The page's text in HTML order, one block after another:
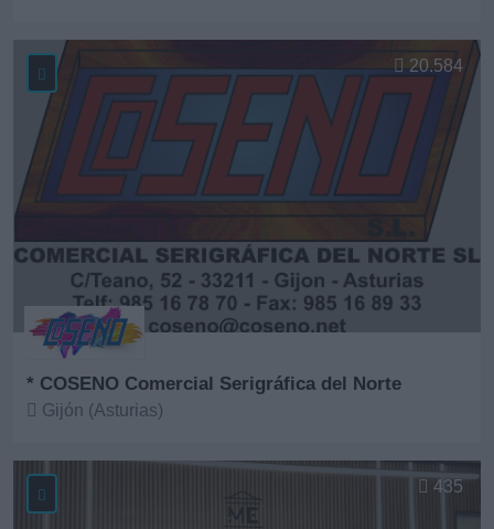
* COSENO Comercial Serigráfica del Norte
Gijón (Asturias)
20.584
435